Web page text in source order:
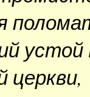
устой
церкви,